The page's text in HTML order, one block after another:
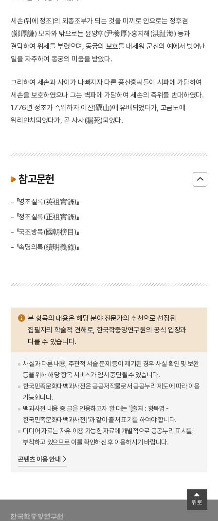
세손(뒤에 정조)의 외종조부가 되는 것을 미끼로 안으로는 정후겸
(鄭厚謙) 모자와 밖으로는 윤양후(尹養厚)·홍지해(洪趾海) 등과
결탁하여 위세를 부렸으며, 동궁의 보호를 내세워 군신의 예에서 벗어난
일을 자주하여 동궁의 미움을 받았다.
그리하여 세손과 사이가 나빠지자 다른 풍산홍씨들이 시파에 가담하여
세손을 보호하였으나 그는 벽파에 가담하여 세손의 즉위를 반대하였다.
1776년 정조가 즉위하자 여산(礪山)에 유배되었다가, 고금도에
위리안치되었다가, 곧 사사(賜死)되었다.
참고문헌
- 『영조실록(英祖實錄)』
- 『정조실록(正祖實錄)』
- 『국조방목(國朝榜目)』
- 『속명의록(續明義錄)』
본 항목의 내용은 해당 분야 전문가의 추천으로 선정된
집필자의 학술적 견해로, 한국학중앙연구원의 공식 입장과
다를 수 있습니다.
사실과 다른 내용, 주관적 서술 문제 등이 제기된 경우 사실 확인 및 보완
등을 위해 해당 항목 서비스가 임시 중단될 수 있습니다.
한국민족문화대백과사전은 공공저작물로서 공공누리 제도에 따라 이용
가능합니다.
백과사전 내용 중 글을 인용하고자 할 때는 '[출처 : 항목명 -
한국민족문화대백과사전]'과 같이 출처 표기를 하여야 합니다.
미디어 자료는 자유 이용 가능한 자료에 개별적으로 공공누리 표시를
부착하고 있으므로 이를 확인하신 후 이용하시기 바랍니다.
콘텐츠 이용 안내
위로